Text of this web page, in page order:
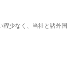
程少なく、当社と諸外国